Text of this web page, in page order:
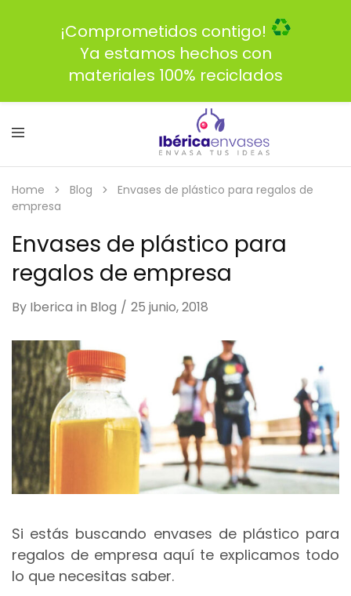
Home Blog
Envases de plástico para regalos de
empresa
Envases de plástico para
regalos de empresa
By Iberica in Blog 25 junio, 2018
Si estás buscando envases de plástico para
regalos de empresa aquí te explicamos todo
lo que necesitas saber.
¡Comprometidos contigo!
Ya estamos hechos con
materiales 100% reciclados